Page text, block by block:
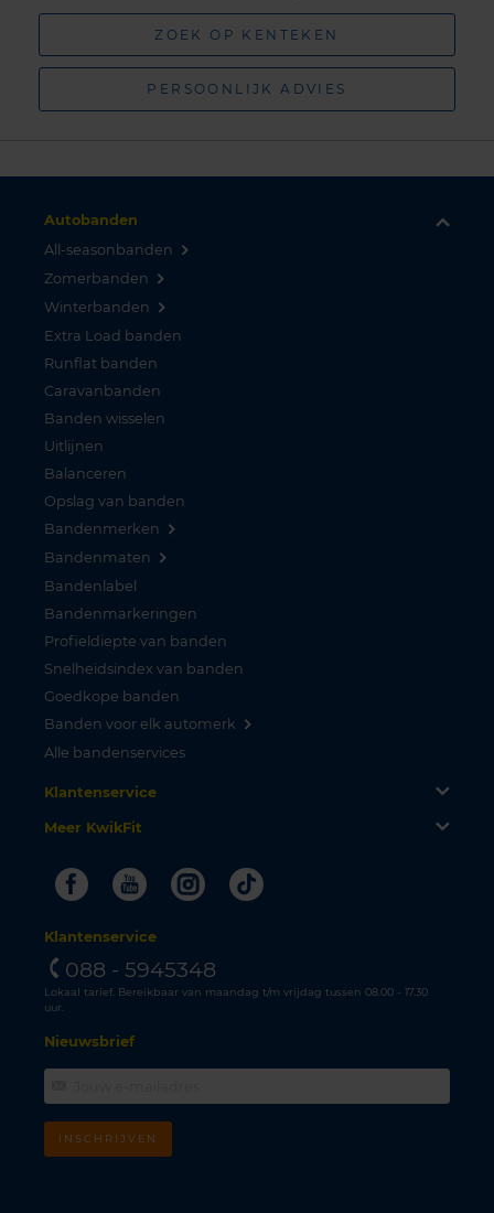
ZOEK OP KENTEKEN
PERSOONLIJK ADVIES
Autobanden
All-seasonbanden
Zomerbanden
Winterbanden
Extra Load banden
Runflat banden
Caravanbanden
Banden wisselen
Uitlijnen
Balanceren
Opslag van banden
Bandenmerken
Bandenmaten
Bandenlabel
Bandenmarkeringen
Profieldiepte van banden
Snelheidsindex van banden
Goedkope banden
Banden voor elk automerk
Alle bandenservices
Klantenservice
Meer KwikFit
FacebookYoutubeInstagram
Tiktok
Klantenservice
088 - 5945348
Lokaal tarief. Bereikbaar van maandag t/m vrijdag tussen 08.00 - 17.30
uur.
Nieuwsbrief
INSCHRIJVEN